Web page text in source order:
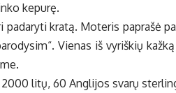
ke­pu­rę.
pa­da­ry­ti kra­tą. Mo­te­ris pa­pra­šė
Vie­nas iš vy­riš­kių
li­tų, 60 An­gli­jos sva­rų